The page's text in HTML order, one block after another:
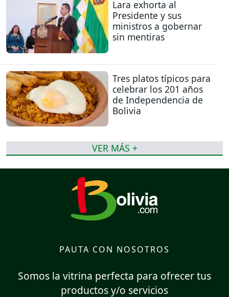
Lara exhorta al
Presidente y sus
ministros a gobernar
sin mentiras
Tres platos típicos para
celebrar los 201 años
de Independencia de
Bolivia
VER MÁS +
PAUTA CON NOSOTROS
Somos la vitrina perfecta para ofrecer tus
productos y/o servicios